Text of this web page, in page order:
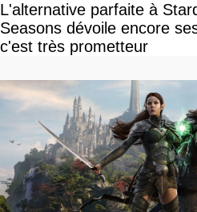
L'alternative parfaite à
Seasons dévoile encore
c'est très prometteur